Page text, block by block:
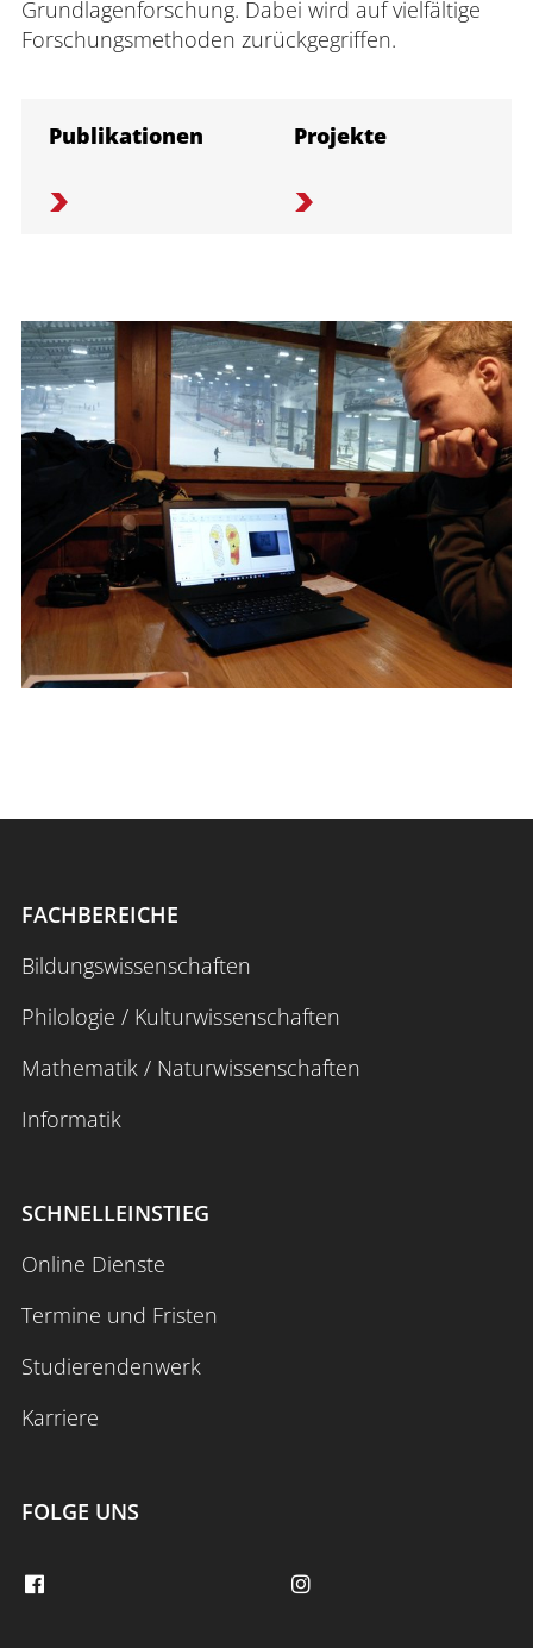
Grundlagenforschung. Dabei wird auf vielfältige
Forschungsmethoden zurückgegriffen.
Publikationen Projekte
FACHBEREICHE
Bildungswissenschaften
Philologie / Kulturwissenschaften
Mathematik / Naturwissenschaften
Informatik
SCHNELLEINSTIEG
Online Dienste
Termine und Fristen
Studierendenwerk
Karriere
FOLGE UNS